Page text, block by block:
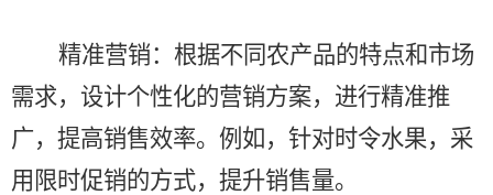
精准营销：根据不同农产品的特点和市场
需求，设计个性化的营销方案，进行精准推
广，提高销售效率。例如，针对时令水果，采
用限时促销的方式，提升销售量。